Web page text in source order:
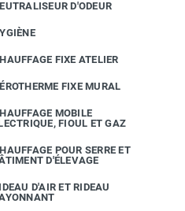
D'ODEUR
FIXE ATELIER
FIXE MURAL
MOBILE
FIOUL ET GAZ
POUR SERRE ET
D'ÉLEVAGE
D'AIR ET RIDEAU